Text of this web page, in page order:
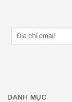
DANH MỤC